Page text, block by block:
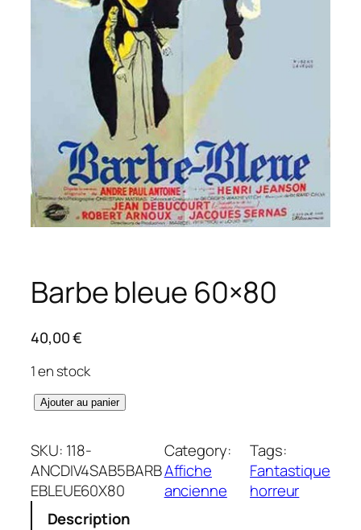
Barbe bleue 60×80
40,00€
1 en stock
q
a
n
t
i
Ajouter au panier
SKU: 118-
ANCDIV4SAB5BARB
EBLEUE60X80
Category:
Affiche
ancienne
Tags:
Fantastique
horreur
Description